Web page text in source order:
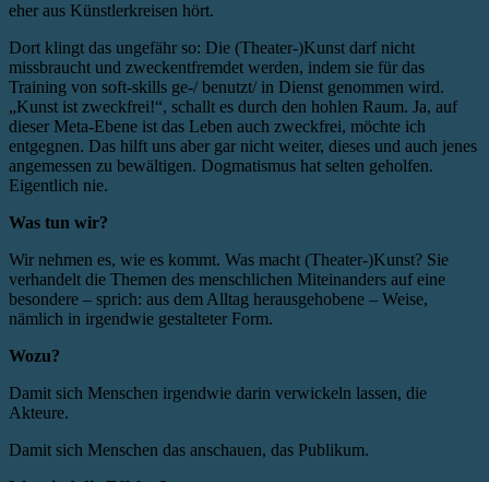
eher aus Künstlerkreisen hört.
Dort klingt das ungefähr so: Die (Theater-)Kunst darf nicht
missbraucht und zweckentfremdet werden, indem sie für das
Training von soft-skills ge-/ benutzt/ in Dienst genommen wird.
„Kunst ist zweckfrei!“, schallt es durch den hohlen Raum. Ja, auf
dieser Meta-Ebene ist das Leben auch zweckfrei, möchte ich
entgegnen. Das hilft uns aber gar nicht weiter, dieses und auch jenes
angemessen zu bewältigen. Dogmatismus hat selten geholfen.
Eigentlich nie.
Was tun wir?
Wir nehmen es, wie es kommt. Was macht (Theater-)Kunst? Sie
verhandelt die Themen des menschlichen Miteinanders auf eine
besondere – sprich: aus dem Alltag herausgehobene – Weise,
nämlich in irgendwie gestalteter Form.
Wozu?
Damit sich Menschen irgendwie darin verwickeln lassen, die
Akteure.
Damit sich Menschen das anschauen, das Publikum.